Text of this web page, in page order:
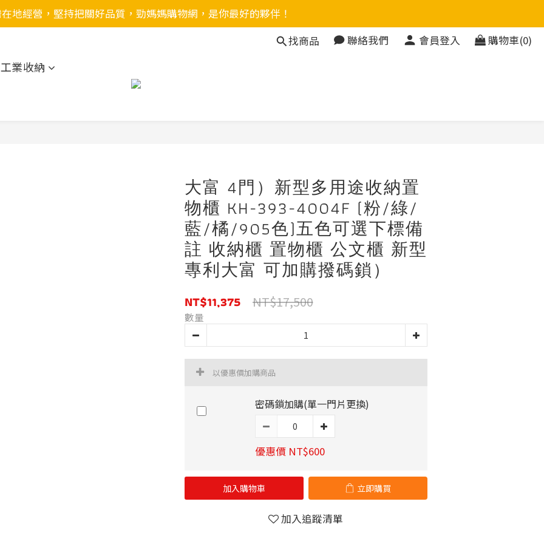
地經營，堅持把關好品質，勁媽媽購物網，是你最好的夥伴！
找商品
聯絡我們 會員登入 購物車(0)
業收納
大富 4門）新型多用途收納置
物櫃 KH-393-4004F (粉/綠/
藍/橘/905色)五色可選下標備
註 收納櫃 置物櫃 公文櫃 新型
專利大富 可加購撥碼鎖）
NT$11,375 NT$17,500
數量
以優惠價加購商品
密碼鎖加購(單一門片更換)
優惠價 NT$600
加入購物車 立即購買
加入追蹤清單